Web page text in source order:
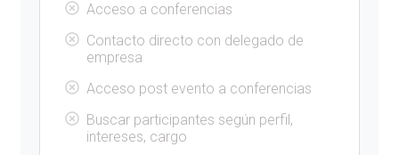
Acceso a conferencias
Contacto directo con delegado de
empresa
Acceso post evento a conferencias
Buscar participantes según perfil,
intereses, cargo